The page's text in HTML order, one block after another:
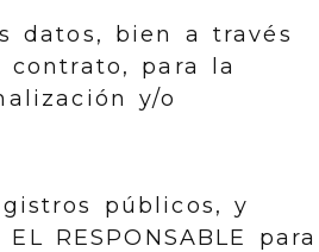
datos, bien a través
para la
y/o
públicos, y
RESPONSABLE para